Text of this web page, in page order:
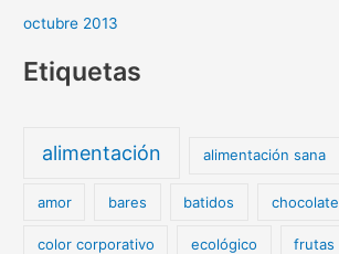
octubre 2013
Etiquetas
alimentación alimentación sana
amor bares batidos chocolate
color corporativo ecológico frutas